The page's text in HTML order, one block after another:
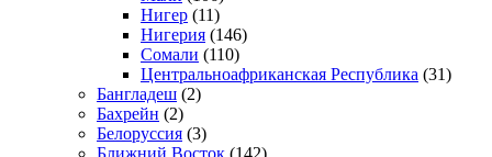
Нигер (11)
Нигерия (146)
Сомали (110)
Центральноафриканская Республика (31)
Бангладеш (2)
Бахрейн (2)
Белоруссия (3)